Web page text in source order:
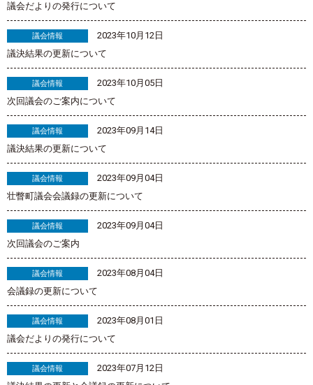
議会だよりの発行について
議会情報
2023年10月12日
議決結果の更新について
議会情報
2023年10月05日
次回議会のご案内について
議会情報
2023年09月14日
議決結果の更新について
議会情報
2023年09月04日
壮瞥町議会会議録の更新について
議会情報
2023年09月04日
次回議会のご案内
議会情報
2023年08月04日
会議録の更新について
議会情報
2023年08月01日
議会だよりの発行について
議会情報
2023年07月12日